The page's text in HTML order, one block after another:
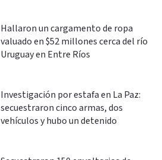
Hallaron un cargamento de ropa
valuado en $52 millones cerca del río
Uruguay en Entre Ríos
Investigación por estafa en La Paz:
secuestraron cinco armas, dos
vehículos y hubo un detenido